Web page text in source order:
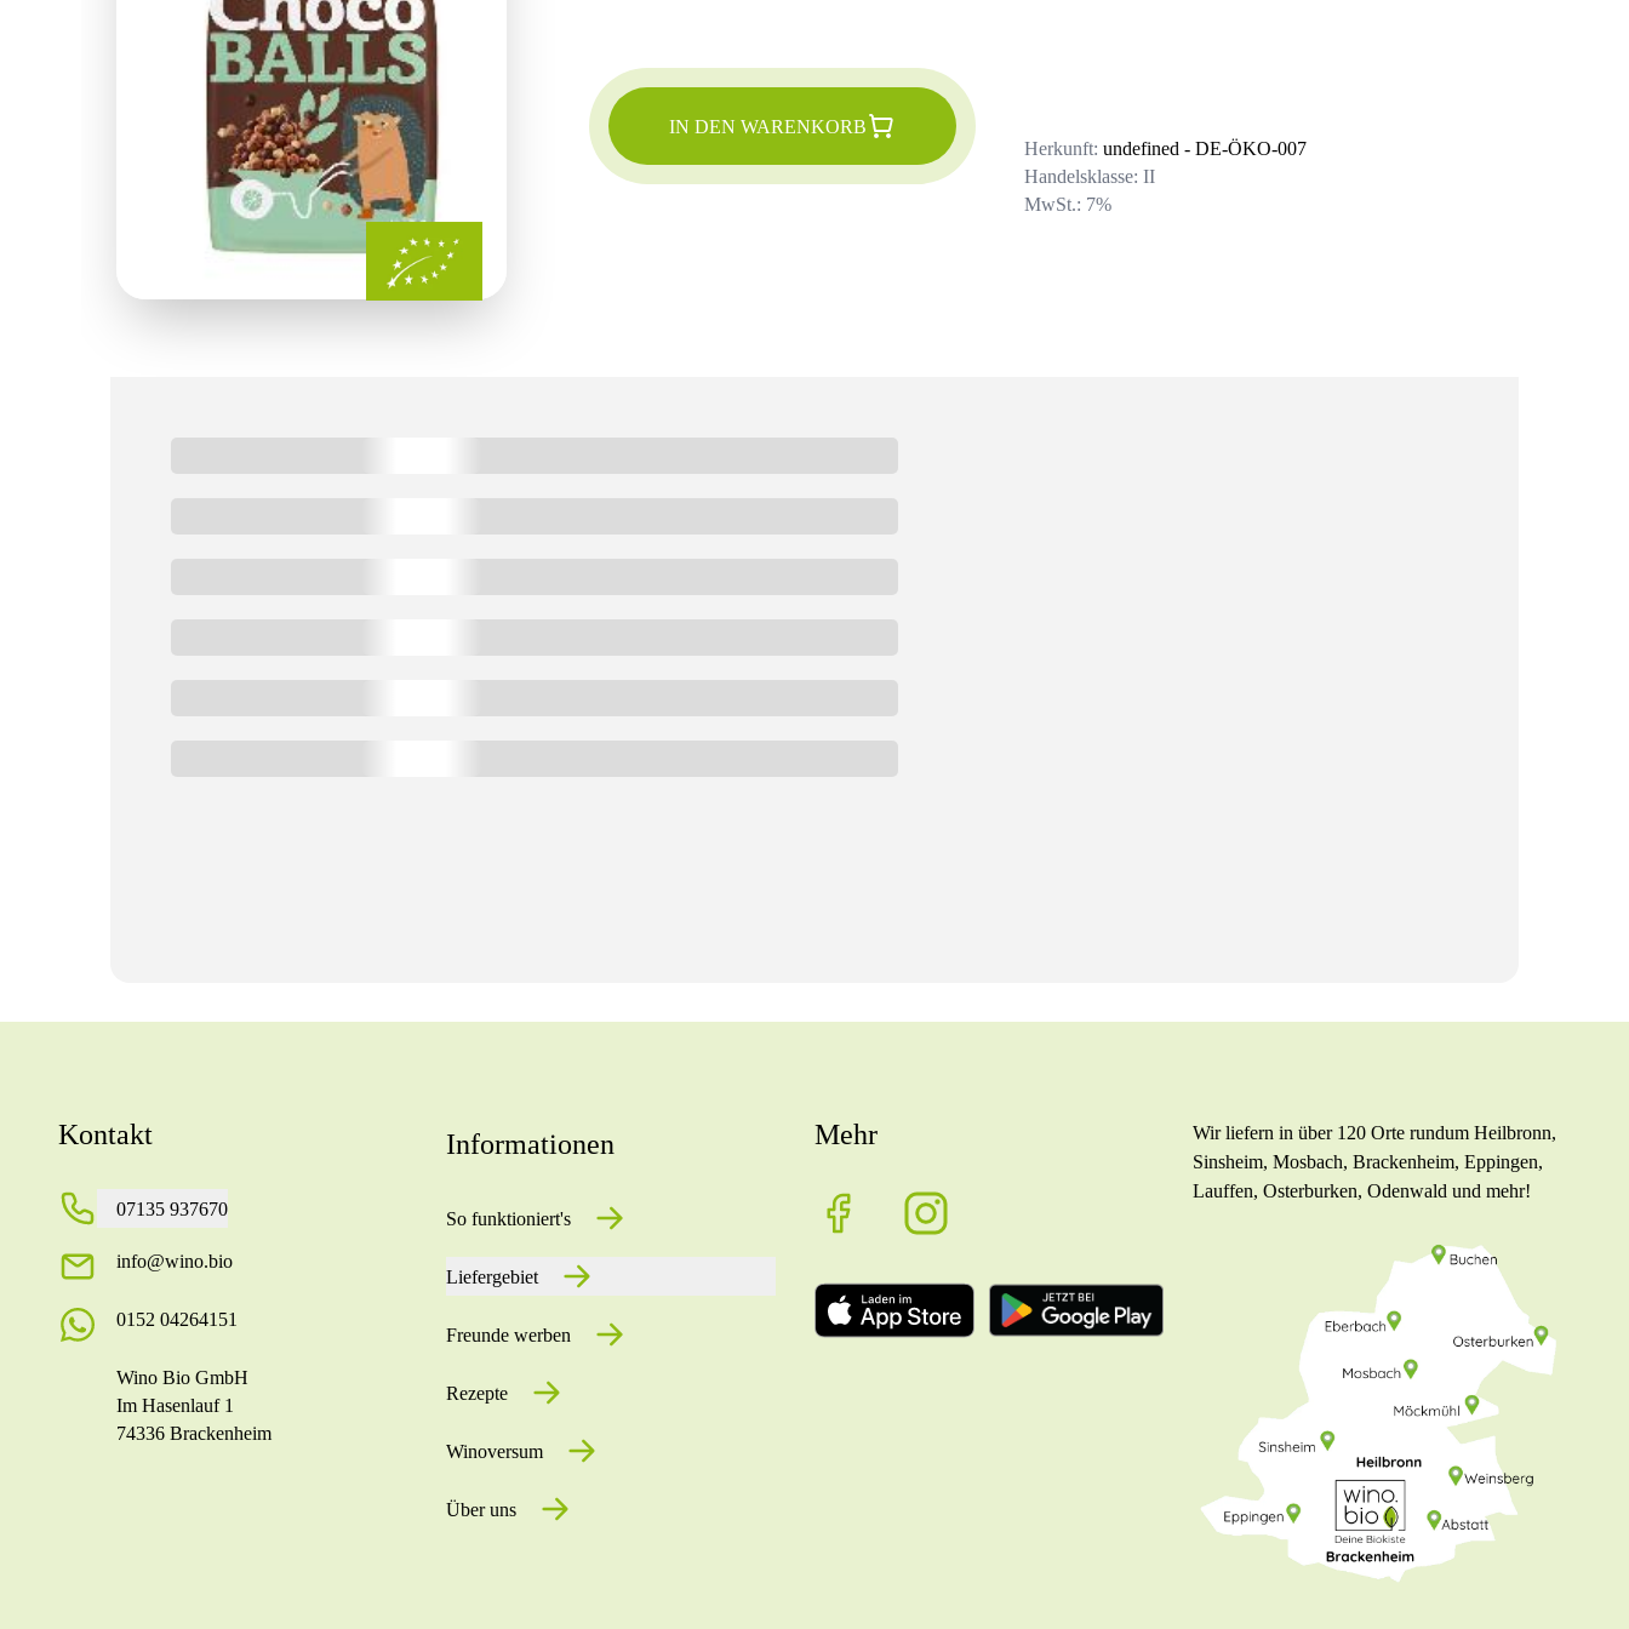
Herkunft:undefined - DE-ÖKO-007
Handelsklasse:II
MwSt.: 7%
IN DEN WARENKORB
Kontakt
07135 937670
info@wino.bio
0152 04264151
Wino Bio GmbH
Im Hasenlauf 1
74336 Brackenheim
Informationen
So funktioniert's
Liefergebiet
Freunde werben
Rezepte
Winoversum
Über uns
Mehr
Wir liefern in über 120 Orte rundum Heilbronn,
Sinsheim, Mosbach, Brackenheim, Eppingen,
Lauffen, Osterburken, Odenwald und mehr!